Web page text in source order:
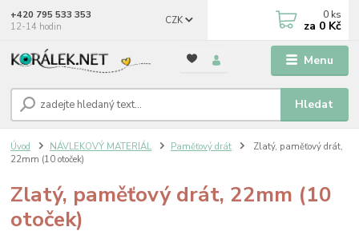
Menu
CZK
Hledat
+420 795 533 353
12-14 hodin
0 ks
za 0 Kč
Úvod NÁVLEKOVÝ MATERIÁL Paměťový drát
Zlatý, paměťový drát,
22mm (10 otoček)
Zlatý, paměťový drát, 22mm (10
otoček)